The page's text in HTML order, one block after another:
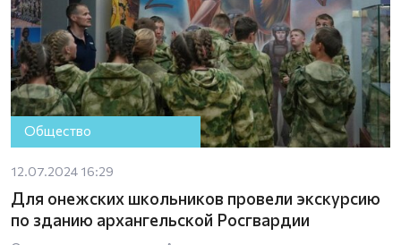
Общество
12.07.2024 16:29
Для онежских школьников провели экскурсию
по зданию архангельской Росгвардии